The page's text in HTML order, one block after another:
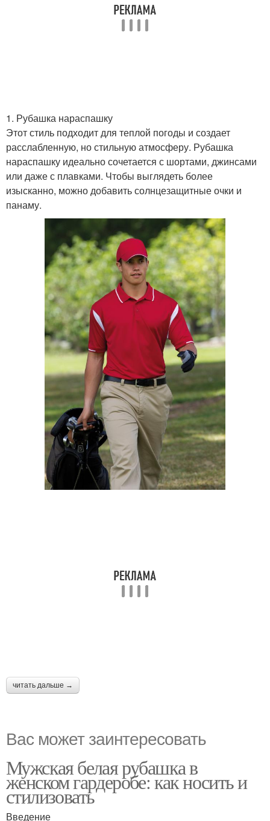
1. Рубашка нараспашку
Этот стиль подходит для теплой погоды и создает
расслабленную, но стильную атмосферу. Рубашка
нараспашку идеально сочетается с шортами, джинсами
или даже с плавками. Чтобы выглядеть более
изысканно, можно добавить солнцезащитные очки и
панаму.
читать дальше →
Вас может заинтересовать
Мужская белая рубашка в
женском гардеробе: как носить и
стилизовать
Введение